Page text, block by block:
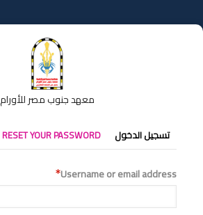
إلى
المحتوى
معهد جنوب مصر للأورام
التبويبات
الأساسية
تسجيل الدخول RESET YOUR PASSWORD
Username or email address